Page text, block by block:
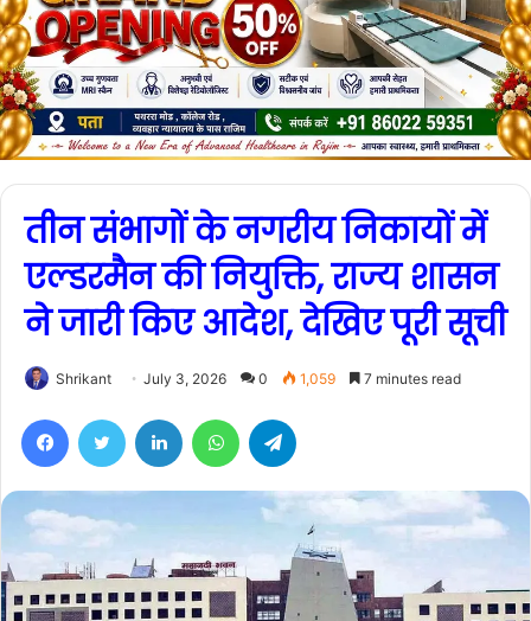
तीन संभागों के नगरीय निकायों में
एल्डरमैन की नियुक्ति, राज्य शासन
ने जारी किए आदेश, देखिए पूरी सूची
Shrikant July 3, 2026 0 1,059 7 minutes read